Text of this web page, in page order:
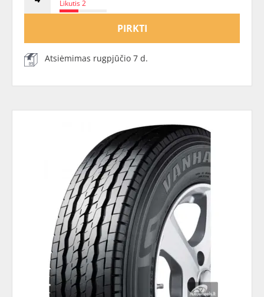
Likutis 2
PIRKTI
Atsiėmimas rugpjūčio 7 d.